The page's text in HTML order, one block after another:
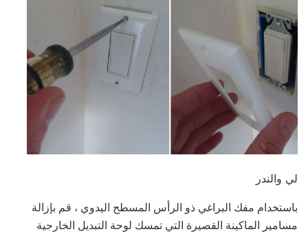
لي والندر
باستخدام مفك البراغي ذو الرأس المسطح اليدوي ، قم بإزالة
مسامير الماكينة القصيرة التي تمسك لوحة التبديل الخارجية